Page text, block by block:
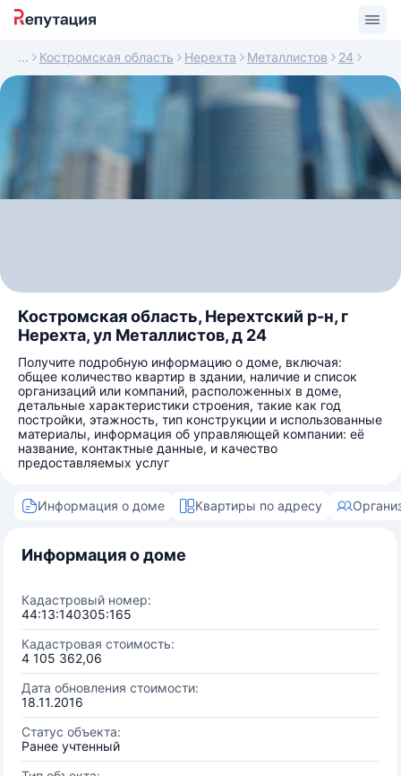
Костромская область Нерехта Металлистов 24
Костромская область, Нерехтский р-н, г
Нерехта, ул Металлистов, д 24
Получите подробную информацию о доме, включая:
общее количество квартир в здании, наличие и список
организаций или компаний, расположенных в доме,
детальные характеристики строения, такие как год
постройки, этажность, тип конструкции и использованные
материалы, информация об управляющей компании: её
название, контактные данные, и качество
предоставляемых услуг
Информация о доме Квартиры по адресу
Информация о доме
Кадастровый номер:
44:13:140305:165
Кадастровая стоимость:
4 105 362,06
Дата обновления стоимости:
18.11.2016
Статус объекта:
Ранее учтенный